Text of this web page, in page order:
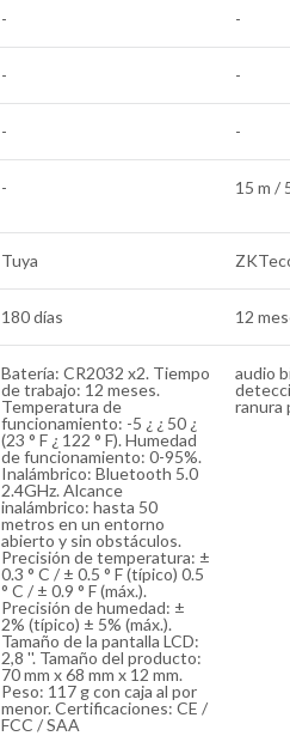
- -
- -
- -
- 15 m /
Tuya
180 días 12
Batería: CR2032 x2. Tiempo
de trabajo: 12 meses.
Temperatura de
funcionamiento: -5 ¿ ¿ 50 ¿
(23 ° F ¿ 122 ° F). Humedad
de funcionamiento: 0-95%.
Inalámbrico: Bluetooth 5.0
2.4GHz. Alcance
inalámbrico: hasta 50
metros en un entorno
abierto y sin obstáculos.
Precisión de temperatura: ±
0.3 ° C / ± 0.5 ° F (típico) 0.5
° C / ± 0.9 ° F (máx.).
Precisión de humedad: ±
2% (típico) ± 5% (máx.).
Tamaño de la pantalla LCD:
2,8 ''. Tamaño del producto:
70 mm x 68 mm x 12 mm.
Peso: 117 g con caja al por
menor. Certificaciones: CE /
FCC / SAA
audio
ranura